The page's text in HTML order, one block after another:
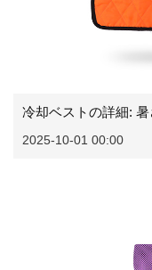
冷却ベストの詳細:
2025-10-01 00:00